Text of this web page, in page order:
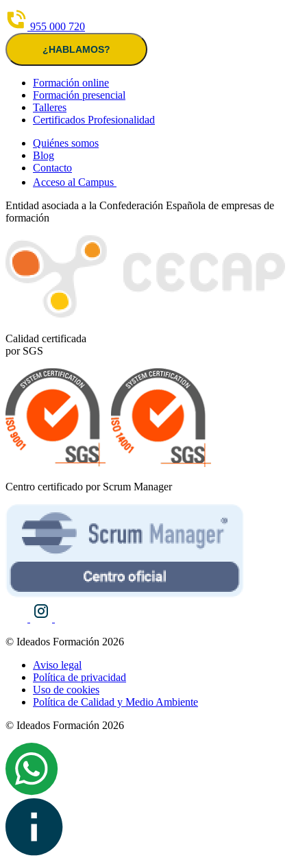
955 000 720
¿HABLAMOS?
Formación online
Formación presencial
Talleres
Certificados Profesionalidad
Quiénes somos
Blog
Contacto
Acceso al Campus
Entidad asociada a la Confederación Española de empresas de
formación
Calidad certificada
por SGS
Centro certificado por Scrum Manager
© Ideados Formación 2026
Aviso legal
Política de privacidad
Uso de cookies
Política de Calidad y Medio Ambiente
© Ideados Formación 2026